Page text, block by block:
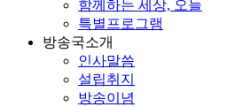
함께하는 세상, 오늘
특별프로그램
방송국소개
인사말씀
설립취지
방송이념